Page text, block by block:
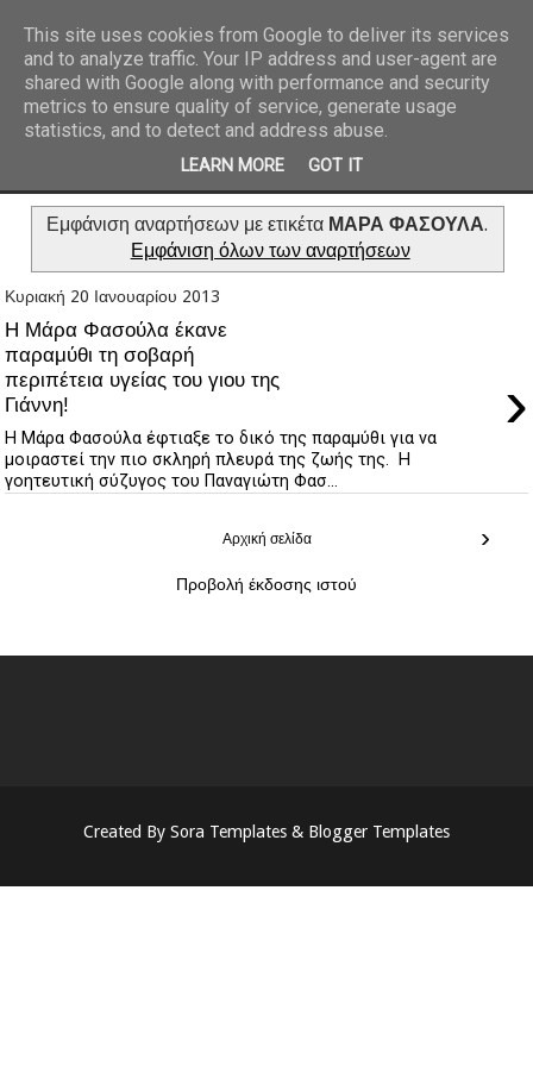
REPORTAZ NET
Εμφάνιση αναρτήσεων με ετικέτα ΜΑΡΑ ΦΑΣΟΥΛΑ.
Εμφάνιση όλων των αναρτήσεων
Κυριακή 20 Ιανουαρίου 2013
Η Μάρα Φασούλα έκανε
παραμύθι τη σοβαρή
περιπέτεια υγείας του γιου της
Γιάννη!
›
Η Μάρα Φασούλα έφτιαξε το δικό της παραμύθι για να
μοιραστεί την πιο σκληρή πλευρά της ζωής της. Η
γοητευτική σύζυγος του Παναγιώτη Φασ...
›
Αρχική σελίδα
Προβολή έκδοσης ιστού
Created By Sora Templates & Blogger Templates
This site uses cookies from Google to deliver its services
and to analyze traffic. Your IP address and user-agent are
shared with Google along with performance and security
metrics to ensure quality of service, generate usage
statistics, and to detect and address abuse.
LEARN MORE GOT IT